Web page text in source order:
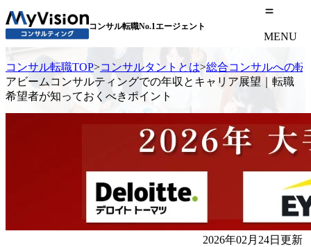
コンサル転職No.1エージェント
MENU
コンサル転職TOP>コンサルタントとは>総合コンサルへの転
アビームコンサルティングでの年収とキャリア展望｜転職
希望者が知っておくべきポイント
2026年02月24日更新